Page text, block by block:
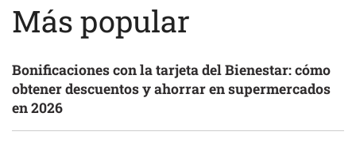
Más popular
Bonificaciones con la tarjeta del Bienestar: cómo
obtener descuentos y ahorrar en supermercados
en 2026